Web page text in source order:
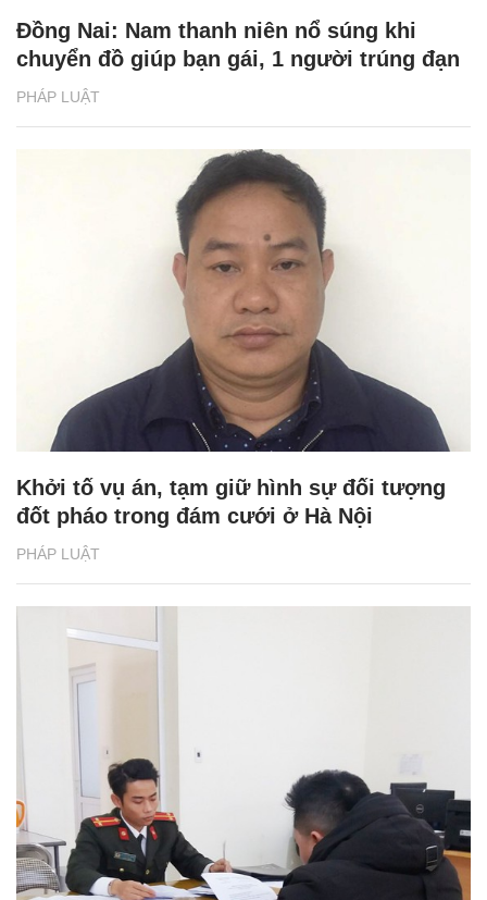
PHÁP LUẬT
Đồng Nai: Nam thanh niên nổ súng khi
chuyển đồ giúp bạn gái, 1 người trúng đạn
PHÁP LUẬT
Khởi tố vụ án, tạm giữ hình sự đối tượng
đốt pháo trong đám cưới ở Hà Nội